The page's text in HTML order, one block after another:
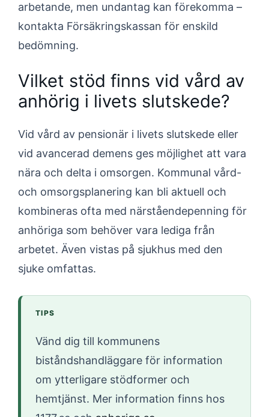
arbetande, men undantag kan förekomma –
kontakta Försäkringskassan för enskild
bedömning.
Vilket stöd finns vid vård av
anhörig i livets slutskede?
Vid vård av pensionär i livets slutskede eller
vid avancerad demens ges möjlighet att vara
nära och delta i omsorgen. Kommunal vård-
och omsorgsplanering kan bli aktuell och
kombineras ofta med närståendepenning för
anhöriga som behöver vara lediga från
arbetet. Även vistas på sjukhus med den
sjuke omfattas.
TIPS
Vänd dig till kommunens
biståndshandläggare för information
om ytterligare stödformer och
hemtjänst. Mer information finns hos